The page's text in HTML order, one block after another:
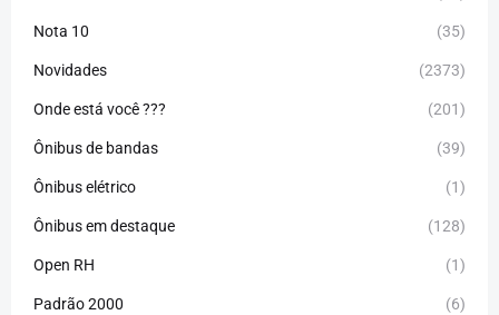
Nota 10 (35)
Novidades (2373)
Onde está você ??? (201)
Ônibus de bandas (39)
Ônibus elétrico (1)
Ônibus em destaque (128)
Open RH (1)
Padrão 2000 (6)